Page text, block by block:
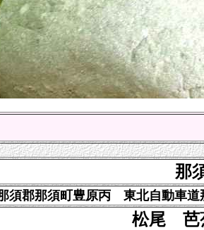
那
須郡那須町豊原丙 東北自動車道
松尾 芭